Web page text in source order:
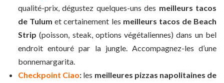
qualité-prix, dégustez quelques-uns des meilleurs tacos
de Tulum et certainement les meilleurs tacos de Beach
Strip(poisson, steak, options végétaliennes) dans un bel
endroit entouré par la jungle. Accompagnez-les d’une
bonnemargarita.
Checkpoint Ciao: les meilleures pizzas napolitaines de